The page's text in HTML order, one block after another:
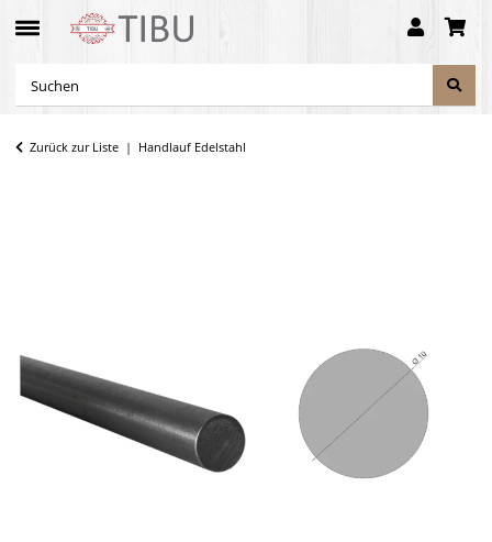
Zurück zur Liste Handlauf Edelstahl